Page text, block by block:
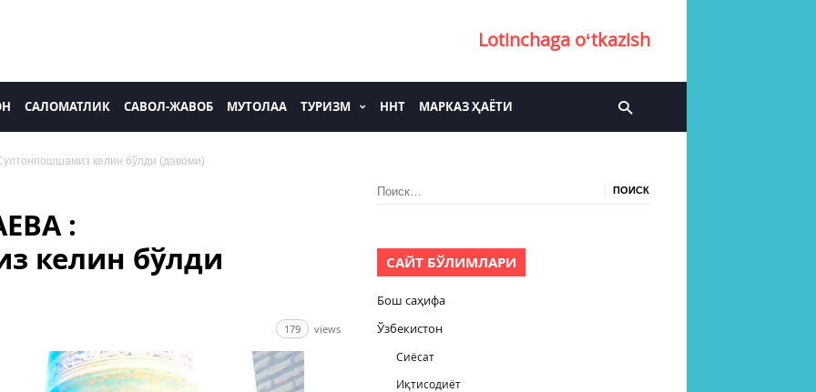
Lotinchaga oʻtkazish
САЛОМАТЛИК САВОЛ-ЖАВОБ МУТОЛАА ТУРИЗМ ННТ МАРКАЗ ҲАЁТИ
келин бўлди (давоми)
:
келин бўлди
179 views
Найти:
САЙТ БЎЛИМЛАРИ
Бош саҳифа
Ўзбекистон
Сиёсат
Иқтисодиёт